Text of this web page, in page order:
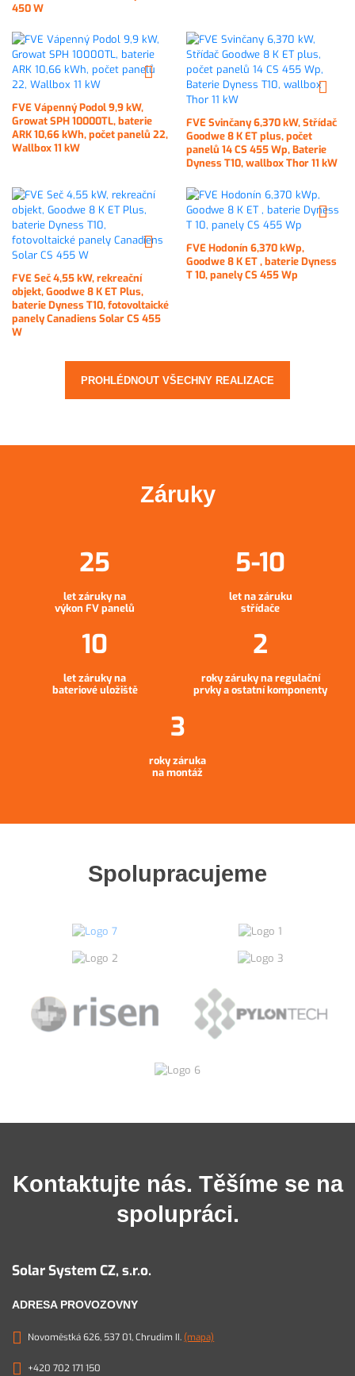
450 W
FVE Vápenný Podol 9,9 kW,
Growat SPH 10000TL, baterie
ARK 10,66 kWh, počet panelů 22,
Wallbox 11 kW
FVE Svinčany 6,370 kW, Střídač
Goodwe 8 K ET plus, počet
panelů 14 CS 455 Wp, Baterie
Dyness T10, wallbox Thor 11 kW
FVE Seč 4,55 kW, rekreační
objekt, Goodwe 8 K ET Plus,
baterie Dyness T10, fotovoltaické
panely Canadiens Solar CS 455
W
FVE Hodonín 6,370 kWp,
Goodwe 8 K ET , baterie Dyness
T 10, panely CS 455 Wp
PROHLÉDNOUT VŠECHNY REALIZACE
Záruky
let záruky na
výkon FV panelů
let na záruku
střídače
let záruky na
bateriové uložiště
roky záruky na regulační
prvky a ostatní komponenty
roky záruka
na montáž
Spolupracujeme
Kontaktujte nás. Těšíme se na
spolupráci.
Solar System CZ, s.r.o.
ADRESA PROVOZOVNY
Novoměstká 626, 537 01, Chrudim II. (mapa)
+420 702 171 150